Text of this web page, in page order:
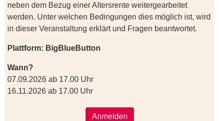
neben dem Bezug einer Altersrente weitergearbeitet
werden. Unter welchen Bedingungen dies möglich ist, wird
in dieser Veranstaltung erklärt und Fragen beantwortet.
Plattform: BigBlueButton
Wann?
07.09.2026 ab 17.00 Uhr
16.11.2026 ab 17.00 Uhr
Anmelden